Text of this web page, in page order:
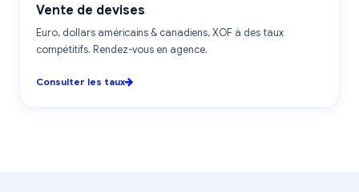
CHANGE
Vente de devises
Euro, dollars américains & canadiens, XOF à des taux
compétitifs. Rendez-vous en agence.
Consulter les taux